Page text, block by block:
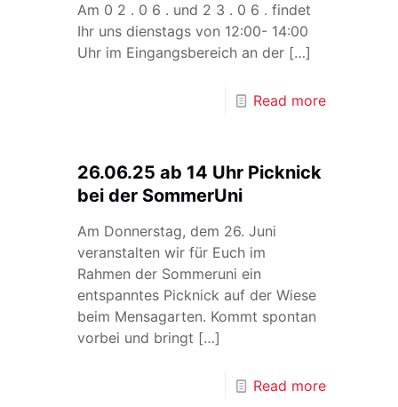
Am 0 2 . 0 6 . und 2 3 . 0 6 . findet
Ihr uns dienstags von 12:00- 14:00
Uhr im Eingangsbereich an der[…]
Read more
26.06.25 ab 14 Uhr Picknick
bei der SommerUni
Am Donnerstag, dem 26. Juni
veranstalten wir für Euch im
Rahmen der Sommeruni ein
entspanntes Picknick auf der Wiese
beim Mensagarten. Kommt spontan
vorbei und bringt […]
Read more